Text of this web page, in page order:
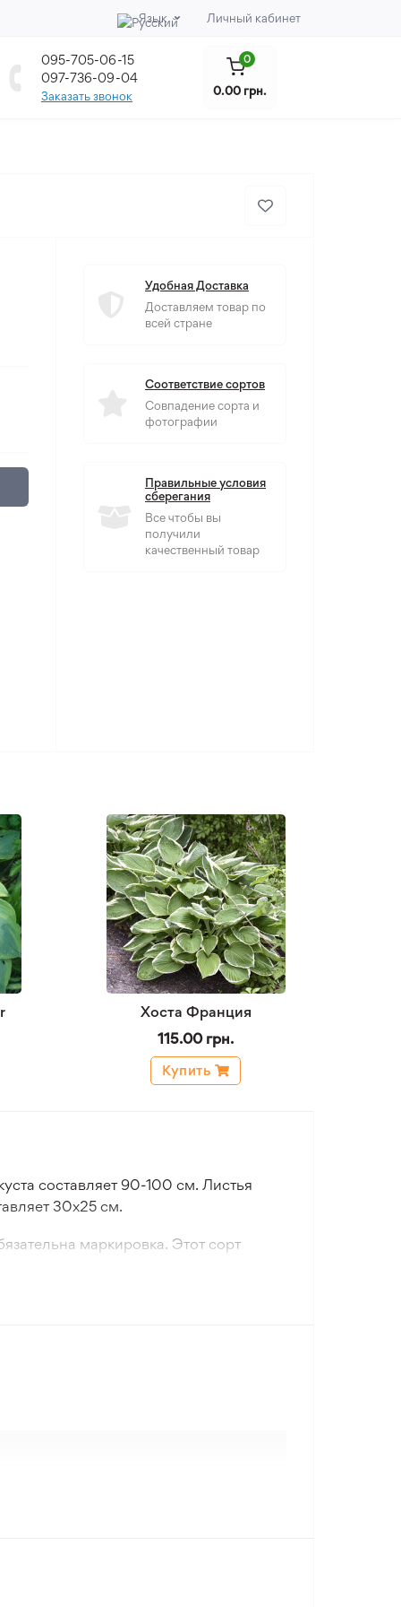
Язык Личный кабинет
095-705-06-15
097-736-09-04
Заказать звонок
0
0.00 грн.
Удобная Доставка
Доставляем товар по
всей стране
Соответствие сортов
Совпадение сорта и
фотографии
Правильные условия
сберегания
Все чтобы вы
получили
качественный товар
Хоста Франция
115.00 грн.
Купить
составляет 90-100 см. Листья
30х25 см.
маркировка. Этот сорт